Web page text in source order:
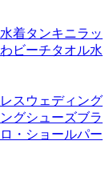
着タンキニラッ
ビーチタオル水
ス ウェディング
グシューズブラ
・ショールパー